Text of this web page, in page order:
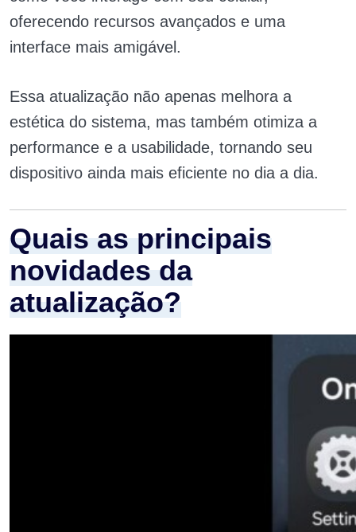
oferecendo recursos avançados e uma
interface mais amigável.
Essa atualização não apenas melhora a
estética do sistema, mas também otimiza a
performance e a usabilidade, tornando seu
dispositivo ainda mais eficiente no dia a dia.
Quais as principais
novidades da
atualização?